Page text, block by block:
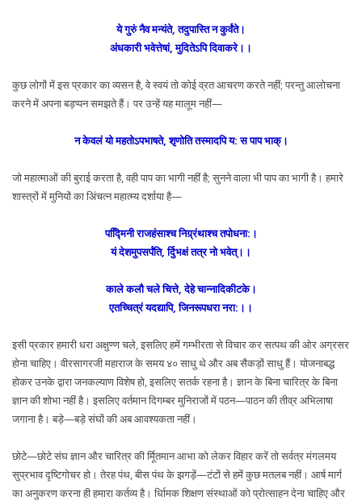
ये गुरुं नैव मन्यंते, तदुपास्ति न कुर्वंते।
अंधकारी भवेत्तेषां, मुदितेऽपि दिवाकरे।।
कुछ लोगों में इस प्रकार का व्यसन है, वे स्वयं तो कोई व्रत आचरण करते नहीं; परन्तु आलोचना
करने में अपना बड़प्पन समझते हैं। पर उन्हें यह मालूम नहीं—
न केवलं यो महतोऽपभाषते, शृणोति तस्मादपि य: स पाप भाक्।
जो महात्माओं की बुराई करता है, वही पाप का भागी नहीं है; सुनने वाला भी पाप का भागी है। हमारे
शास्त्रों में मुनियों का अिंचत्न महात्म्य दर्शाया है—
पद्मििनी राजहंसाश्च निग्र्रंथाश्च तपोधना:।
यं देशमुपसर्पंति, र्दुिभक्षं तत्र नो भवेत्।।
काले कलौ चले चित्ते, देहे चान्नादिकीटके।
एतच्चित्रं यदद्यापि, जिनरूपधरा नरा:।।
इसी प्रकार हमारी धरा अक्षुण्ण चले, इसलिए हमें गम्भीरता से विचार कर सत्पथ की ओर अग्रसर
होना चाहिए। वीरसागरजी महाराज के समय ४० साधु थे और अब सैकड़ों साधु हैं। योजनाबद्ध
होकर उनके द्वारा जनकल्याण विशेष हो, इसलिए सतर्क रहना है। ज्ञान के बिना चारित्र के बिना
ज्ञान की शोभा नहीं है। इसलिए वर्तमान दिगम्बर मुनिराजों में पठन—पाठन की तीव्र अभिलाषा
जगाना है। बड़े—बड़े संघों की अब आवश्यकता नहीं।
छोटे—छोटे संघ ज्ञान और चारित्र की र्मूितमान आभा को लेकर विहार करें तो सर्वत्र मंगलमय
सुप्रभाव दृष्टिगोचर हो। तेरह पंथ, बीस पंथ के झगड़ें—टंटों से हमें कुछ मतलब नहीं। आर्ष मार्ग
का अनुकरण करना ही हमारा कर्तव्य है। र्धािमक शिक्षण संस्थाओं को प्रोत्साहन देना चाहिए और